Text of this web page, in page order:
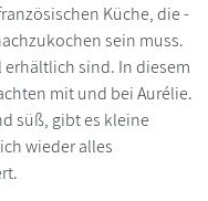
Küche, die -
sein muss.
sind. In diesem
mit und bei Aurélie.
süß, gibt es kleine
wieder alles